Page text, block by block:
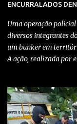
ENCURRALADOS
Uma operação
diversos integrantes
um bunker em
A ação, realizada por
de coordenar
vídeo: Clique aqui
absurdos, escrito por